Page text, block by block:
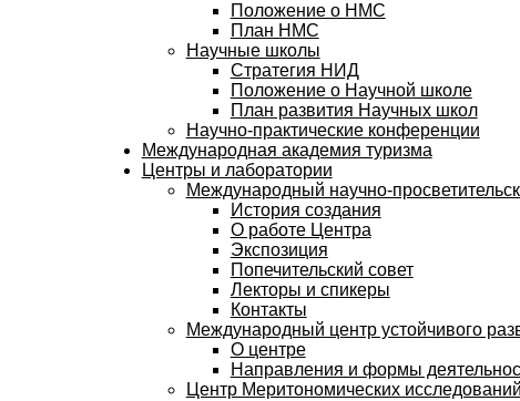
Положение о НМС
План НМС
Научные школы
Стратегия НИД
Положение о Научной школе
План развития Научных школ
Научно-практические конференции
Международная академия туризма
Центры и лаборатории
Международный научно-
История создания
О работе Центра
Экспозиция
Попечительский совет
Лекторы и спикеры
Контакты
Международный центр устойчивого
О центре
Направления и формы
Центр Меритономических